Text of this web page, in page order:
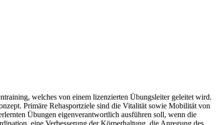
welches von einem lizenzierten Übungsleiter geleitet wird.
Primäre Rehasportziele sind die Vitalität sowie Mobilität von
Übungen eigenverantwortlich ausführen soll, wenn die
eine Verbesserung der Körperhaltung, die Anregung des